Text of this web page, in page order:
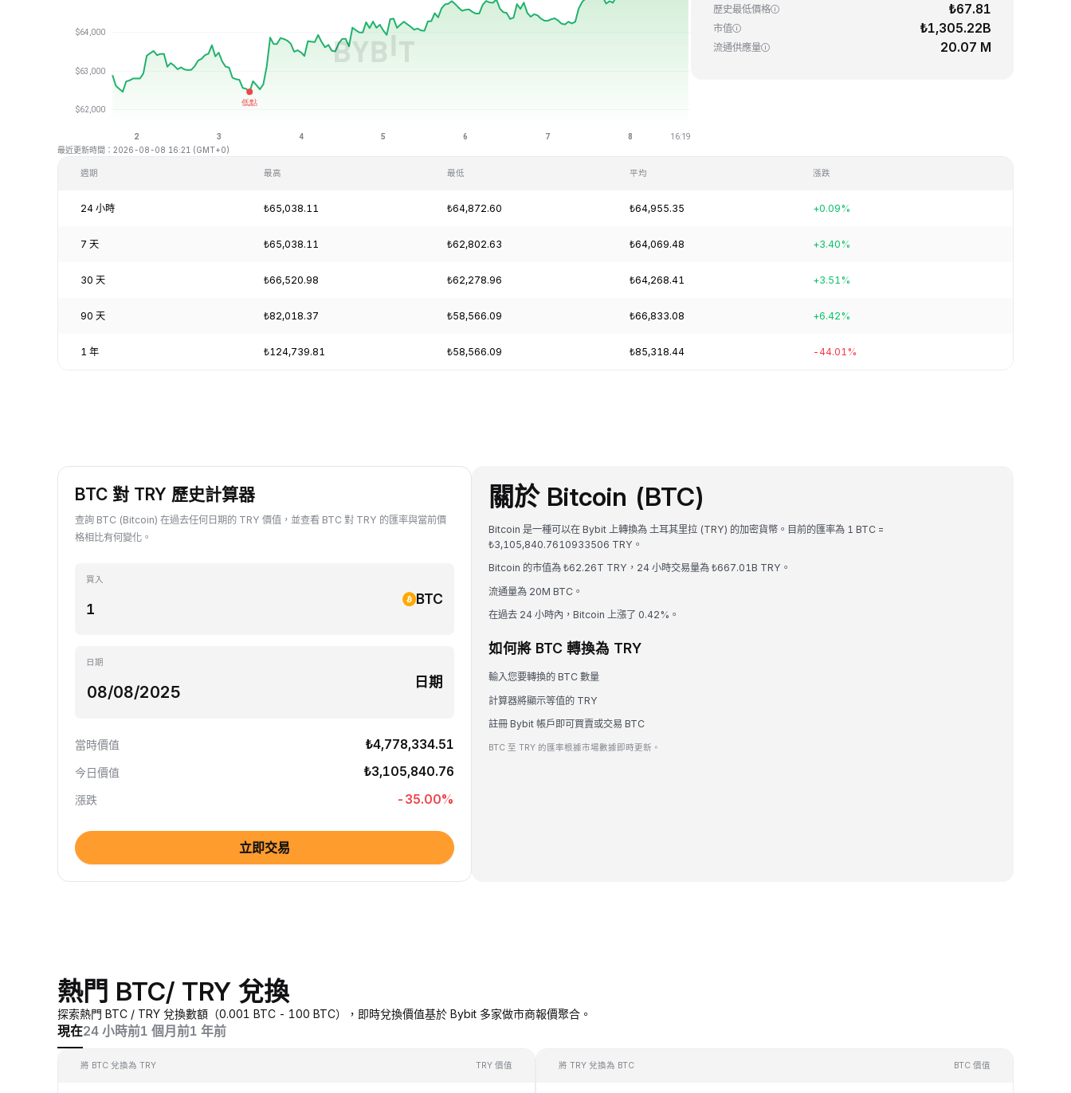
最近更新時間：2026-08-08 16:21 (GMT+0)
歷史最低價格 ₺67.81
市值 ₺1,305.22B
流通供應量 20.07 M
週期 最高 最低 平均 漲跌
24 小時 ₺65,038.11 ₺64,872.60 ₺64,955.35 +0.09%
7 天 ₺65,038.11 ₺62,802.63 ₺64,069.48 +3.40%
30 天 ₺66,520.98 ₺62,278.96 ₺64,268.41 +3.51%
90 天 ₺82,018.37 ₺58,566.09 ₺66,833.08 +6.42%
1 年 ₺124,739.81 ₺58,566.09 ₺85,318.44 -44.01%
BTC 對 TRY 歷史計算器
查詢 BTC (Bitcoin) 在過去任何日期的 TRY 價值，並查看 BTC 對 TRY 的匯率與當前價
格相比有何變化。
買入
BTC
日期
日期
當時價值 ₺4,778,334.51
今日價值 ₺3,105,840.76
漲跌 -35.00%
立即交易
關於 Bitcoin (BTC)
Bitcoin 是一種可以在 Bybit 上轉換為 土耳其里拉 (TRY) 的加密貨幣。目前的匯率為 1 BTC =
₺3,105,840.7610933506 TRY。
Bitcoin 的市值為 ₺62.26T TRY，24 小時交易量為 ₺667.01B TRY。
流通量為 20M BTC。
在過去 24 小時內，Bitcoin 上漲了 0.42%。
如何將 BTC 轉換為 TRY
輸入您要轉換的 BTC 數量
計算器將顯示等值的 TRY
註冊 Bybit 帳戶即可買賣或交易 BTC
BTC 至 TRY 的匯率根據市場數據即時更新。
熱門 BTC/ TRY 兌換
探索熱門 BTC / TRY 兌換數額（0.001 BTC - 100 BTC），即時兌換價值基於 Bybit 多家做市商報價聚合。
現在24 小時前1 個月前1 年前
將 BTC 兌換為 TRY TRY 價值 將 TRY 兌換為 BTC BTC 價值